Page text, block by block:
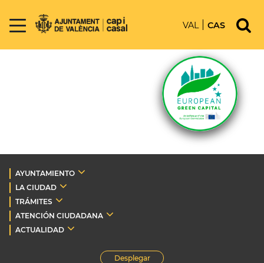
VAL CAS
AYUNTAMIENTO
LA CIUDAD
TRÁMITES
ATENCIÓN CIUDADANA
ACTUALIDAD
Desplegar